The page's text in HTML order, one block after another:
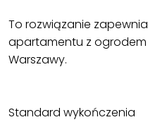
To rozwiązanie
apartamentu z
Warszawy.
Standard wykończenia